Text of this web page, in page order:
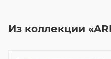
Из коллекции